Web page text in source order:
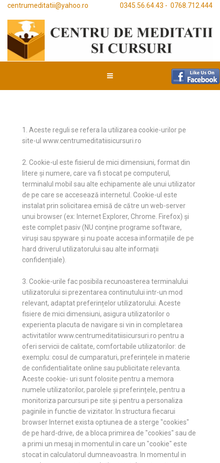
centrumeditatii@yahoo.ro 0345.56.64.43 - 0768.712.444
1. Aceste reguli se refera la utilizarea cookie-urilor pe
site-ul www.centrumeditatiisicursuri.ro
2. Cookie-ul este fisierul de mici dimensiuni, format din
litere și numere, care va fi stocat pe computerul,
terminalul mobil sau alte echipamente ale unui utilizator
de pe care se accesează internetul. Cookie-ul este
instalat prin solicitarea emisă de către un web-server
unui browser (ex: Internet Explorer, Chrome. Firefox) și
este complet pasiv (NU conține programe software,
viruși sau spyware și nu poate accesa informațiile de pe
hard driverul utilizatorului sau alte informații
confidențiale).
3. Cookie-urile fac posibila recunoasterea terminalului
utilizatorului si prezentarea continutului intr-un mod
relevant, adaptat preferințelor utilizatorului. Aceste
fisiere de mici dimensiuni, asigura utilizatorilor o
experienta placuta de navigare si vin in completarea
activitatilor www.centrumeditatiisicursuri.ro pentru a
oferi servicii de calitate, comfortabile utilizatorilor: de
exemplu: cosul de cumparaturi, preferințele in materie
de confidentialitate online sau publicitate relevanta.
Aceste cookie- uri sunt folosite pentru a memora
numele utilizatorilor, parolele și preferințele, pentru a
monitoriza parcursuri pe site și pentru a personaliza
paginile in functie de vizitator. In structura fiecarui
browser Internet exista optiunea de a sterge "cookies"
de pe hard-drive, de a bloca primirea de "cookies" sau de
a primi un mesaj in momentul in care un "cookie" este
stocat in calculatorul dumneavoastra. In momentul in